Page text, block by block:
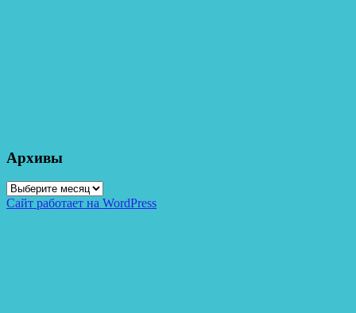
Архивы
Архивы
Сайт работает на WordPress